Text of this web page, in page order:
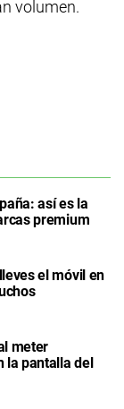
volumen.
así es la
premium
el móvil en
meter
la pantalla del